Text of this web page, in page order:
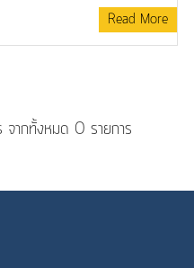
Read More
จากทั้งหมด 0 รายการ